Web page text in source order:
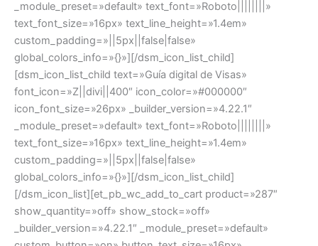
_module_preset=»default» text_font=»Roboto||||||||»
text_font_size=»16px» text_line_height=»1.4em»
custom_padding=»||5px||false|false»
global_colors_info=»{}»][/dsm_icon_list_child]
[dsm_icon_list_child text=»Guía digital de Visas»
font_icon=»Z||divi||400″ icon_color=»#000000″
icon_font_size=»26px» _builder_version=»4.22.1″
_module_preset=»default» text_font=»Roboto||||||||»
text_font_size=»16px» text_line_height=»1.4em»
custom_padding=»||5px||false|false»
global_colors_info=»{}»][/dsm_icon_list_child]
[/dsm_icon_list][et_pb_wc_add_to_cart product=»287″
show_quantity=»off» show_stock=»off»
_builder_version=»4.22.1″ _module_preset=»default»